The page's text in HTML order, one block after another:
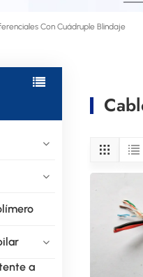
Con Cuádruple Blindaje
a